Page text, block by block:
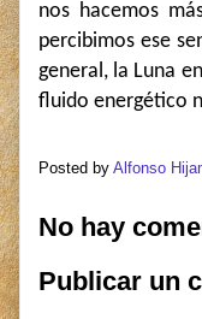
nos hacemos
percibimos ese
general, la Luna
fluido energético
Posted by Alfonso
No hay
Publicar un